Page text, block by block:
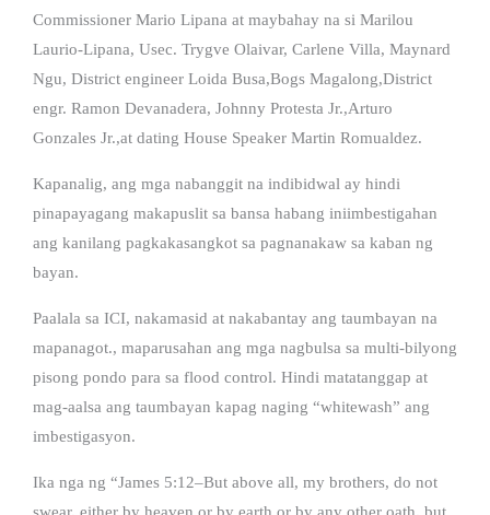
Commissioner Mario Lipana at maybahay na si Marilou
Laurio-Lipana, Usec. Trygve Olaivar, Carlene Villa, Maynard
Ngu, District engineer Loida Busa,Bogs Magalong,District
engr. Ramon Devanadera, Johnny Protesta Jr.,Arturo
Gonzales Jr.,at dating House Speaker Martin Romualdez.
Kapanalig, ang mga nabanggit na indibidwal ay hindi
pinapayagang makapuslit sa bansa habang iniimbestigahan
ang kanilang pagkakasangkot sa pagnanakaw sa kaban ng
bayan.
Paalala sa ICI, nakamasid at nakabantay ang taumbayan na
mapanagot., maparusahan ang mga nagbulsa sa multi-bilyong
pisong pondo para sa flood control. Hindi matatanggap at
mag-aalsa ang taumbayan kapag naging “whitewash” ang
imbestigasyon.
Ika nga ng “James 5:12–But above all, my brothers, do not
swear, either by heaven or by earth or by any other oath, but